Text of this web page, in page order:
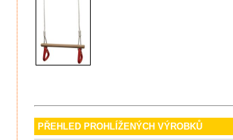
PŘEHLED PROHLÍŽENÝCH VÝROBKŮ